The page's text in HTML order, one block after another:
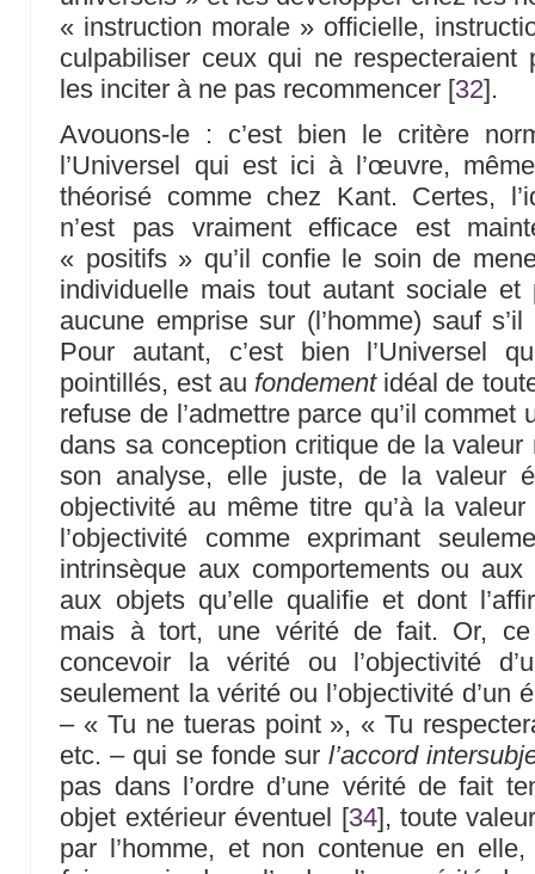
« instruction morale » officielle,
culpabiliser ceux qui ne respecteraient
les inciter à ne pas recommencer [32].
Avouons-le : c’est bien le critère
l’Universel qui est ici à l’œuvre,
théorisé comme chez Kant. Certes,
n’est pas vraiment efficace est
« positifs » qu’il confie le soin de
individuelle mais tout autant sociale et
aucune emprise sur (l’homme) sauf
Pour autant, c’est bien l’Universel
pointillés, est au fondementidéal de
refuse de l’admettre parce qu’il
dans sa conception critique de la
son analyse, elle juste, de la valeur
objectivité au même titre qu’à la
l’objectivité comme exprimant
intrinsèque aux comportements ou
aux objets qu’elle qualifie et dont
mais à tort, une vérité de fait. Or, ce
concevoir la vérité ou l’objectivité
seulement la vérité ou l’objectivité d’un
– « Tu ne tueras point », « Tu
etc. – qui se fonde sur l’accord
pas dans l’ordre d’une vérité de fait
objet extérieur éventuel [34], toute
par l’homme, et non contenue en